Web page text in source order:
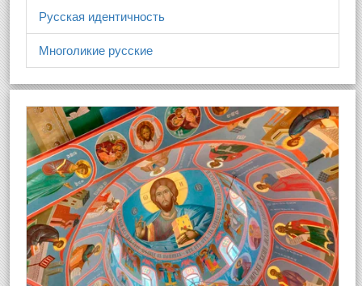
Русская идентичность
Многоликие русские